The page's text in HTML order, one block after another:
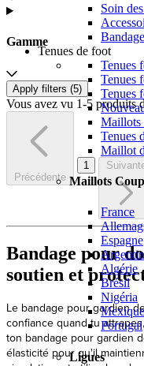
Soin
Tenues de foot
Tenues
Tenues
Tenues
Maillots
Tenues
Maillot
Maillots
France
Espagne
Algérie
Brésil
Nigéria
Mexique
Portugal
Ligues
Gamme
Apply filters (5)
Vous avez vu 1-5 produits
Précédente
1
Bandage pour
soutien et
Le bandage pour gardien
confiance quand tu
ton bandage pour gardien
élasticité pour qu'il